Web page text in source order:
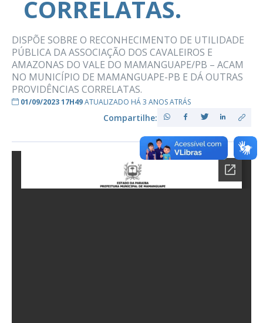
CORRELATAS.
DISPÕE SOBRE O RECONHECIMENTO DE UTILIDADE
PÚBLICA DA ASSOCIAÇÃO DOS CAVALEIROS E
AMAZONAS DO VALE DO MAMANGUAPE/PB – ACAM
NO MUNICÍPIO DE MAMANGUAPE-PB E DÁ OUTRAS
PROVIDÊNCIAS CORRELATAS.
01/09/2023 17H49ATUALIZADO HÁ 3 ANOS ATRÁS
Compartilhe: